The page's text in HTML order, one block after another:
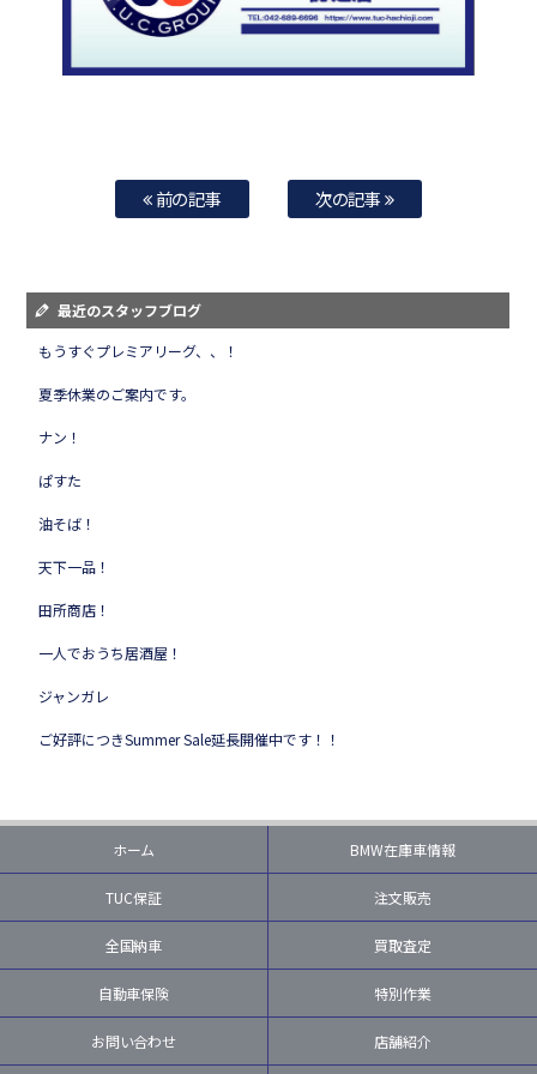
前の記事 次の記事
最近のスタッフブログ
もうすぐプレミアリーグ、、！
夏季休業のご案内です。
ナン！
ぱすた
油そば！
天下一品！
田所商店！
一人でおうち居酒屋！
ジャンガレ
ご好評につきSummer Sale延長開催中です！！
ホーム BMW在庫車情報
TUC保証 注文販売
全国納車 買取査定
自動車保険 特別作業
お問い合わせ 店舗紹介